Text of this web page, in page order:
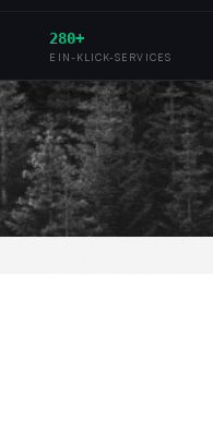
280+
EIN-KLICK-SERVICES